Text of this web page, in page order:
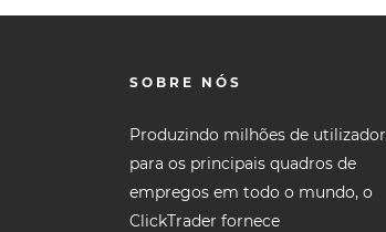
SOBRE NÓS
Produzindo milhões de
para os principais quadros de
empregos em todo o mundo, o
ClickTrader fornece